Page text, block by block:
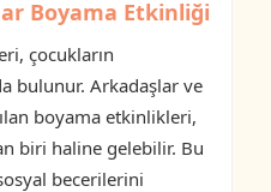
Boyama Etkinliği
çocukların
bulunur. Arkadaşlar ve
boyama etkinlikleri,
biri haline gelebilir. Bu
becerilerini